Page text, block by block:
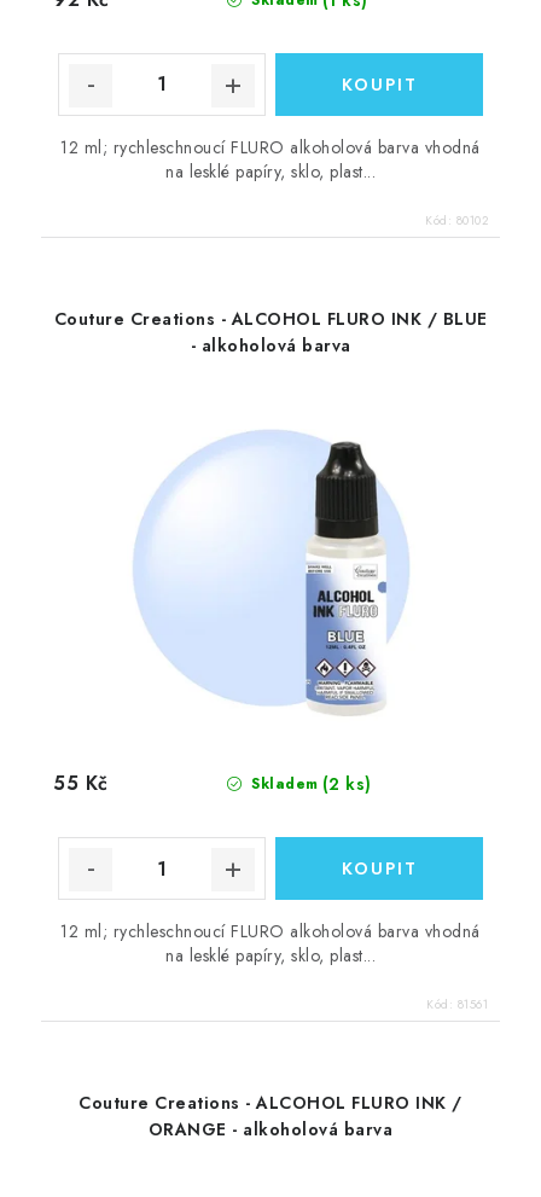
12 ml; rychleschnoucí FLURO alkoholová barva vhodná
na lesklé papíry, sklo, plast...
Kód: 80102
Couture Creations - ALCOHOL FLURO INK / BLUE
- alkoholová barva
Skladem (2 ks)
55 Kč
12 ml; rychleschnoucí FLURO alkoholová barva vhodná
na lesklé papíry, sklo, plast...
Kód: 81561
Couture Creations - ALCOHOL FLURO INK /
ORANGE - alkoholová barva